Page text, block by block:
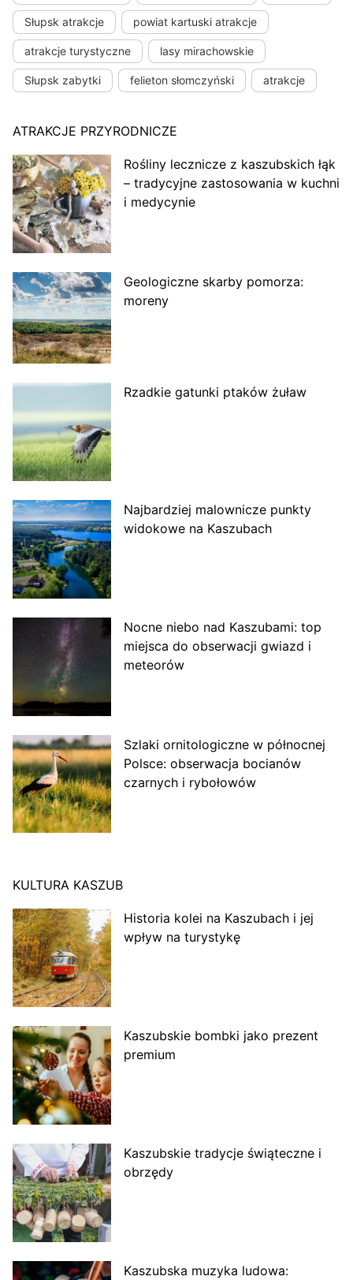
Słupsk atrakcje powiat kartuski atrakcje
atrakcje turystyczne lasy mirachowskie
Słupsk zabytki felieton słomczyński atrakcje
ATRAKCJE PRZYRODNICZE
Rośliny lecznicze z kaszubskich łąk
– tradycyjne zastosowania w kuchni
i medycynie
Geologiczne skarby pomorza:
moreny
Rzadkie gatunki ptaków żuław
Najbardziej malownicze punkty
widokowe na Kaszubach
Nocne niebo nad Kaszubami: top
miejsca do obserwacji gwiazd i
meteorów
Szlaki ornitologiczne w północnej
Polsce: obserwacja bocianów
czarnych i rybołowów
KULTURA KASZUB
Historia kolei na Kaszubach i jej
wpływ na turystykę
Kaszubskie bombki jako prezent
premium
Kaszubskie tradycje świąteczne i
obrzędy
Kaszubska muzyka ludowa: